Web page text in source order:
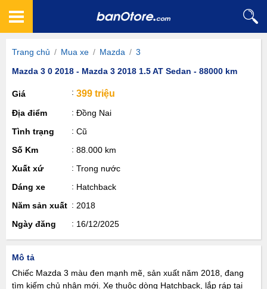
Trang chủ / Mua xe / Mazda / 3
Mazda 3 0 2018 - Mazda 3 2018 1.5 AT Sedan - 88000 km
Giá 399 triệu
Địa điểm
Đồng Nai
Tình trạng
Cũ
Số Km
88.000 km
Xuất xứ
Trong nước
Dáng xe
Hatchback
Năm sản xuất
2018
Ngày đăng
16/12/2025
Mô tả
Chiếc Mazda 3 màu đen mạnh mẽ, sản xuất năm 2018, đang
tìm kiếm chủ nhân mới. Xe thuộc dòng Hatchback, lắp ráp tại